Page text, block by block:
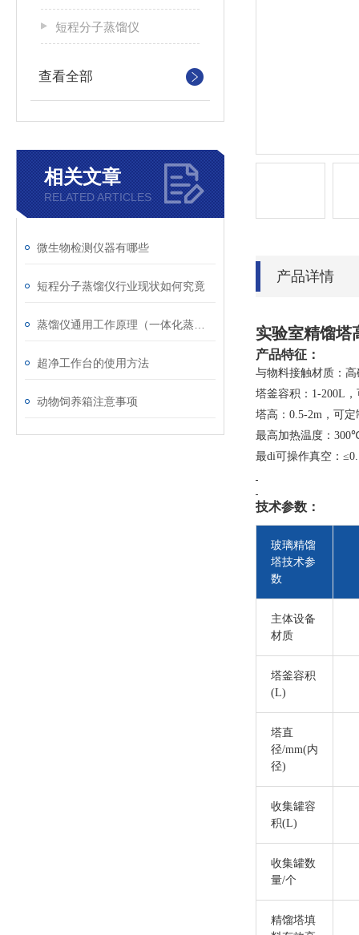
短程分子蒸馏仪
查看全部
相关文章
RELATED ARTICLES
微生物检测仪器有哪些
短程分子蒸馏仪行业现状如何究竟
超净工作台的使用方法
动物饲养箱注意事项
产品详情
实验室精馏塔
产品特征：
与物料接触材质：高
塔釜容积： 1-200L ，
塔高： 0.5-2m ，可
最高加热温度： 300
最di可操作真空： ≤
技术参数：
玻璃精馏
塔技术参
数
主体设备
材质
塔釜容积
(L)
塔直
径/mm(内
径)
收集罐容
积(L)
收集罐数
量/个
精馏塔填